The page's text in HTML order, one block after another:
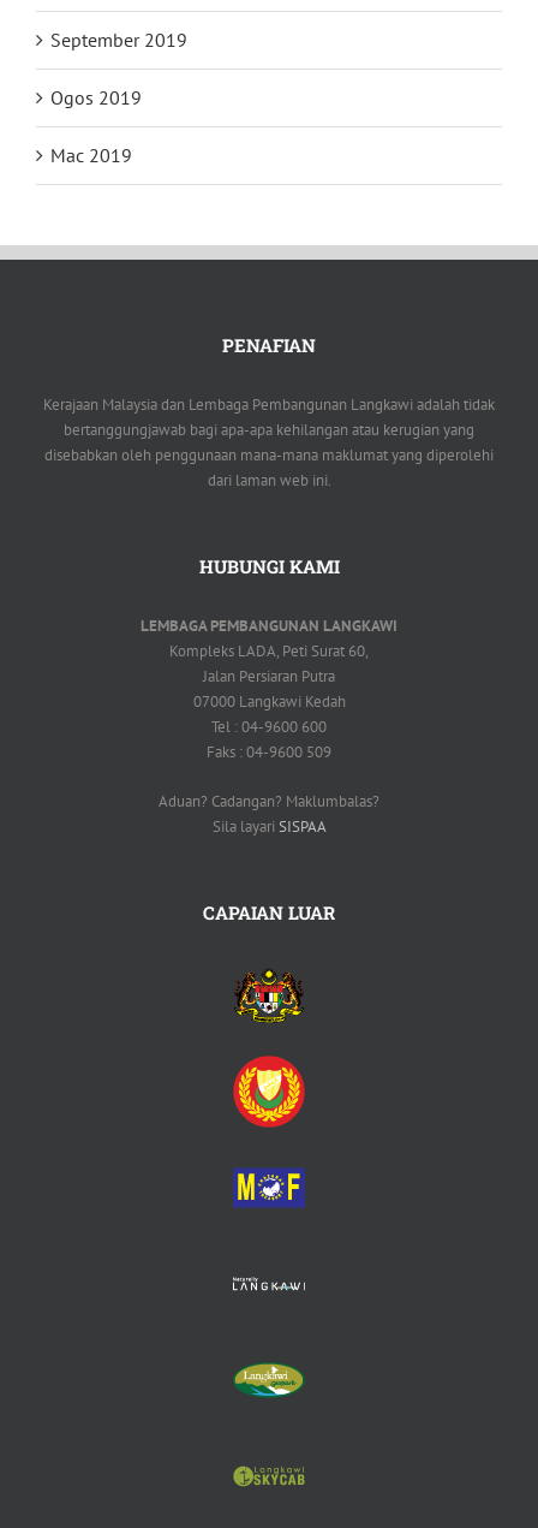
September 2019
Ogos 2019
Mac 2019
PENAFIAN
Kerajaan Malaysia dan Lembaga Pembangunan Langkawi adalah tidak
bertanggungjawab bagi apa-apa kehilangan atau kerugian yang
disebabkan oleh penggunaan mana-mana maklumat yang diperolehi
dari laman web ini.
HUBUNGI KAMI
LEMBAGA PEMBANGUNAN LANGKAWI
Kompleks LADA, Peti Surat 60,
Jalan Persiaran Putra
07000 Langkawi Kedah
Tel : 04-9600 600
Faks : 04-9600 509
Aduan? Cadangan? Maklumbalas?
Sila layari SISPAA
CAPAIAN LUAR